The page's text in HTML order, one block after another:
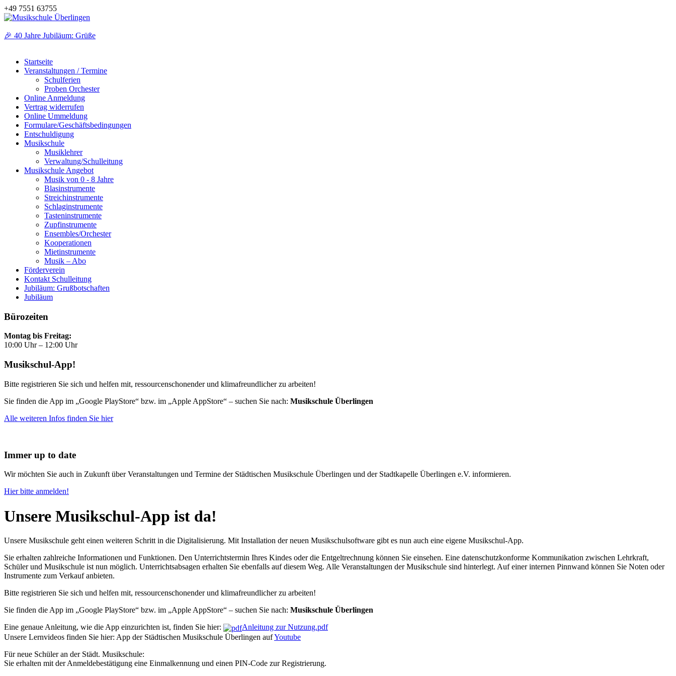
+49 7551 63755
🎉 40 Jahre Jubiläum: Grüße
Startseite
Veranstaltungen / Termine
Schulferien
Proben Orchester
Online Anmeldung
Vertrag widerrufen
Online Ummeldung
Formulare/Geschäftsbedingungen
Entschuldigung
Musikschule
Musiklehrer
Verwaltung/Schulleitung
Musikschule Angebot
Musik von 0 - 8 Jahre
Blasinstrumente
Streichinstrumente
Schlaginstrumente
Tasteninstrumente
Zupfinstrumente
Ensembles/Orchester
Kooperationen
Mietinstrumente
Musik – Abo
Förderverein
Kontakt Schulleitung
Jubiläum: Grußbotschaften
Jubiläum
Bürozeiten
Montag bis Freitag:
10:00 Uhr – 12:00 Uhr
Musikschul-App!
Bitte registrieren Sie sich und helfen mit, ressourcenschonender und klimafreundlicher zu arbeiten!
Sie finden die App im „Google PlayStore“ bzw. im „Apple AppStore“ – suchen Sie nach: Musikschule Überlingen
Alle weiteren Infos finden Sie hier
Immer up to date
Wir möchten Sie auch in Zukunft über Veranstaltungen und Termine der Städtischen Musikschule Überlingen und der Stadtkapelle Überlingen e.V. informieren.
Hier bitte anmelden!
Unsere Musikschul-App ist da!
Unsere Musikschule geht einen weiteren Schritt in die Digitalisierung. Mit Installation der neuen Musikschulsoftware gibt es nun auch eine eigene Musikschul-App.
Sie erhalten zahlreiche Informationen und Funktionen. Den Unterrichtstermin Ihres Kindes oder die Entgeltrechnung können Sie einsehen. Eine datenschutzkonforme Kommunikation zwischen Lehrkraft,
Schüler und Musikschule ist nun möglich. Unterrichtsabsagen erhalten Sie ebenfalls auf diesem Weg. Alle Veranstaltungen der Musikschule sind hinterlegt. Auf einer internen Pinnwand können Sie Noten oder
Instrumente zum Verkauf anbieten.
Bitte registrieren Sie sich und helfen mit, ressourcenschonender und klimafreundlicher zu arbeiten!
Sie finden die App im „Google PlayStore“ bzw. im „Apple AppStore“ – suchen Sie nach: Musikschule Überlingen
Eine genaue Anleitung, wie die App einzurichten ist, finden Sie hier:
Anleitung zur Nutzung.pdf
Unsere Lernvideos finden Sie hier: App der Städtischen Musikschule Überlingen aufYoutube
Für neue Schüler an der Städt. Musikschule:
Sie erhalten mit der Anmeldebestätigung eine Einmalkennung und einen PIN-Code zur Registrierung.